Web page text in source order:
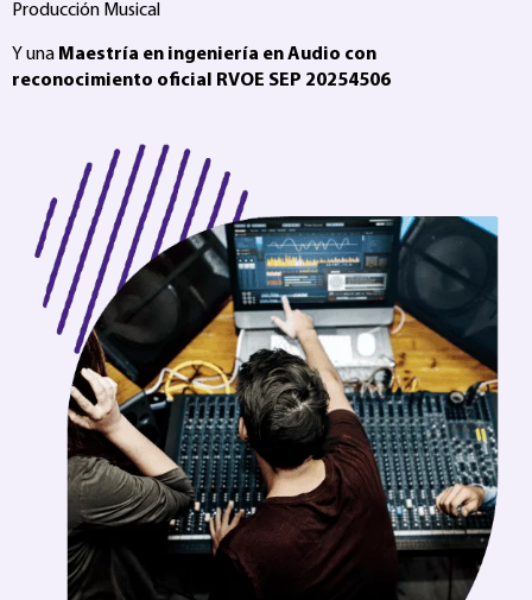
Producción Musical
Y una Maestría en ingeniería en Audio con
reconocimiento oficial RVOE SEP 20254506